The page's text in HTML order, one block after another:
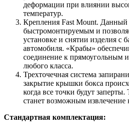
деформации при влиянии
температур.
Крепления Fast Mount. Данный
быстромонтируемым и
установке и снятии изделия с
автомобиля. «Крабы»
соединение к прямоугольным
любого класса.
Трехточечная система
закрытие крышки бокса
когда все точки будут заперты.
станет возможным извлечение
Стандартная комплектация: